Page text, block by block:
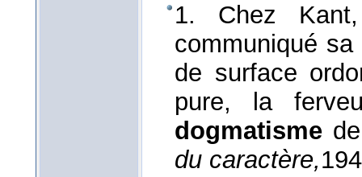
1. Chez
communiqué
de surface
pure, la
dogmatisme
du caractère,